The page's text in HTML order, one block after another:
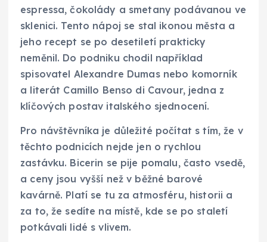
espressa, čokolády a smetany podávanou ve
sklenici. Tento nápoj se stal ikonou města a
jeho recept se po desetiletí prakticky
neměnil. Do podniku chodil například
spisovatel Alexandre Dumas nebo komorník
a literát Camillo Benso di Cavour, jedna z
klíčových postav italského sjednocení.
Pro návštěvníka je důležité počítat s tím, že v
těchto podnicích nejde jen o rychlou
zastávku. Bicerin se pije pomalu, často vsedě,
a ceny jsou vyšší než v běžné barové
kavárně. Platí se tu za atmosféru, historii a
za to, že sedíte na místě, kde se po staletí
potkávali lidé s vlivem.